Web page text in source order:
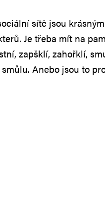
sítě jsou
Je třeba mít na
zapšklí, zahořklí,
Anebo jsou to